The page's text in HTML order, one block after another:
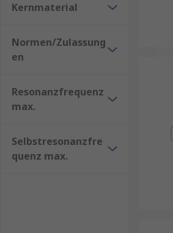
Kernmaterial
Normen/Zulassung
en
Resonanzfrequenz
max.
Selbstresonanzfre
quenz max.